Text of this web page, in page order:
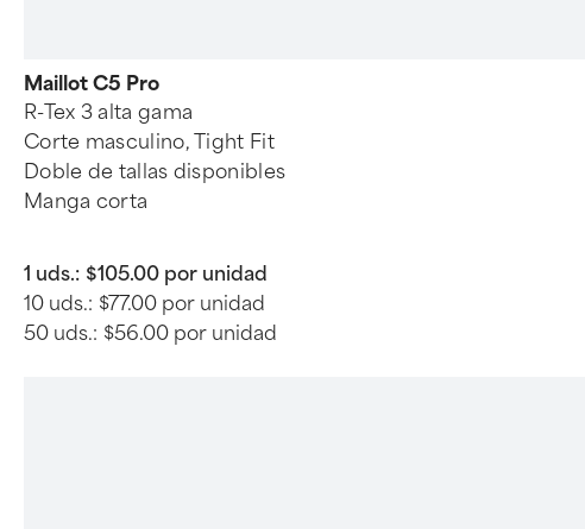
Maillot C5 Pro
R-Tex 3 alta gama
Corte masculino, Tight Fit
Doble de tallas disponibles
Manga corta
1 uds.: $105.00 por unidad
10 uds.: $77.00 por unidad
50 uds.: $56.00 por unidad